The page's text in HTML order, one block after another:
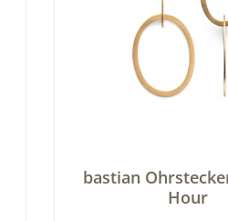
bastian
Hour